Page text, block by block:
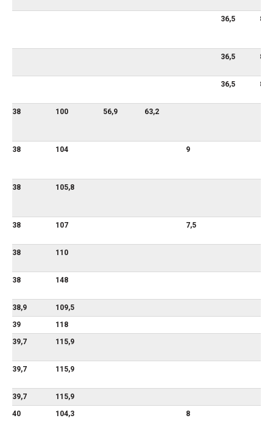
36,5
36,5
36,5
38 100 56,9 63,2
38 104 9
38 105,8
38 107 7,5
38 110
38 148
38,9
109,5
39
118
39,7
115,9
39,7 115,9
39,7
115,9
40
104,3 8